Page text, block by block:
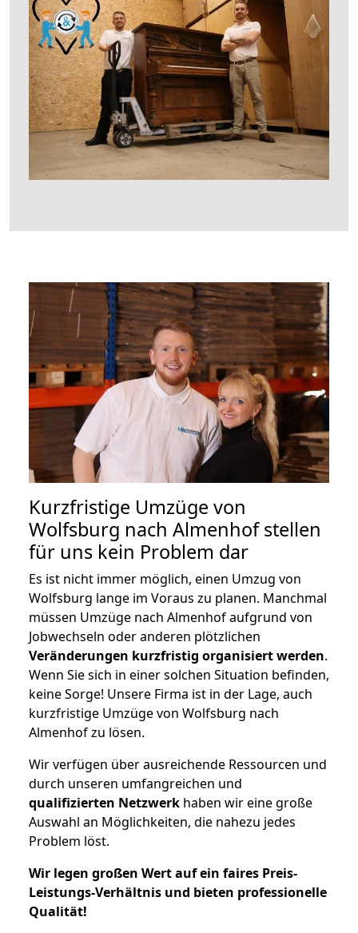
Kurzfristige Umzüge von
Wolfsburg nach Almenhof stellen
für uns kein Problem dar
Es ist nicht immer möglich, einen Umzug von
Wolfsburg lange im Voraus zu planen. Manchmal
müssen Umzüge nach Almenhof aufgrund von
Jobwechseln oder anderen plötzlichen
Veränderungen kurzfristig organisiert werden.
Wenn Sie sich in einer solchen Situation befinden,
keine Sorge! Unsere Firma ist in der Lage, auch
kurzfristige Umzüge von Wolfsburg nach
Almenhof zu lösen.
Wir verfügen über ausreichende Ressourcen und
durch unseren umfangreichen und
qualifizierten Netzwerk haben wir eine große
Auswahl an Möglichkeiten, die nahezu jedes
Problem löst.
Wir legen großen Wert auf ein faires Preis-
Leistungs-Verhältnis und bieten professionelle
Qualität!